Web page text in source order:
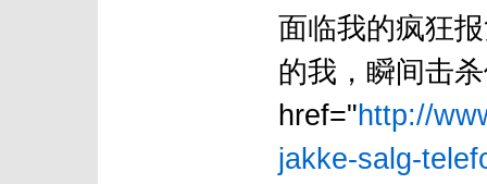
面临我的疯狂
的我，瞬间击
href="http://
jakke-salg-